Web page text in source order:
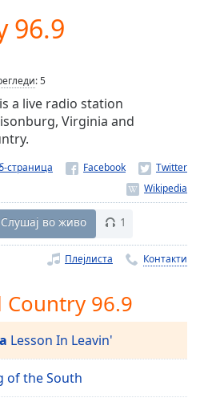
96.9
:5
a live radio station
Virginia and
страница
Слушај во живо 1
Плејлиста Контакти
Country 96.9
Lesson In Leavin'
of the South